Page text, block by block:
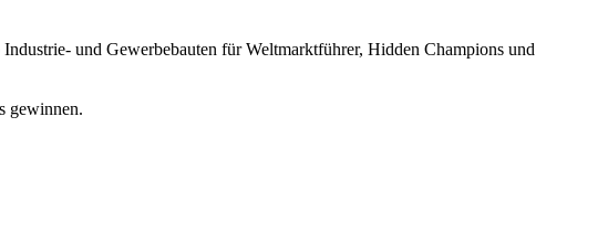
und Gewerbebauten für Weltmarktführer, Hidden Champions und
gewinnen.